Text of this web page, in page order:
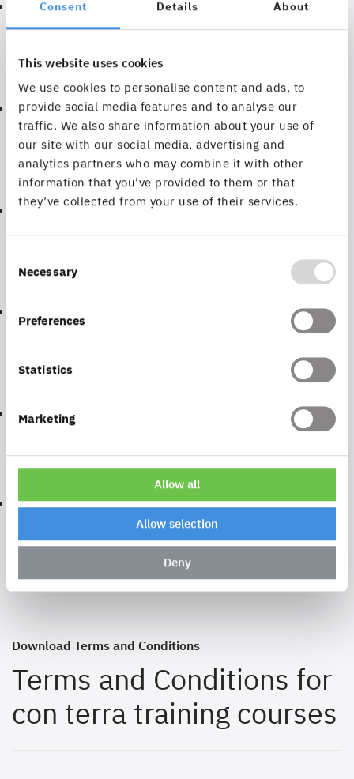
Consent Details About
This website uses cookies
We use cookies to personalise content and ads, to
provide social media features and to analyse our
traffic. We also share information about your use of
our site with our social media, advertising and
analytics partners who may combine it with other
information that you’ve provided to them or that
they’ve collected from your use of their services.
Selection
Necessary
Preferences
Statistics
Marketing
Allow all
Allow selection
Deny
Lizenz- und Nutzungsbedingungen
Lizenz- und Nutzungsbedingungen (PDF)
smart.finder
Lizenz- und Nutzungsbedingungen (PDF)
service.monitor
con terra Technologies Components
Lizenz- und Nutzungsbedingungen
Lizenz- und Nutzungsbedingungen(PDF)
Download Terms and Conditions
Terms and Conditions for
con terra training courses